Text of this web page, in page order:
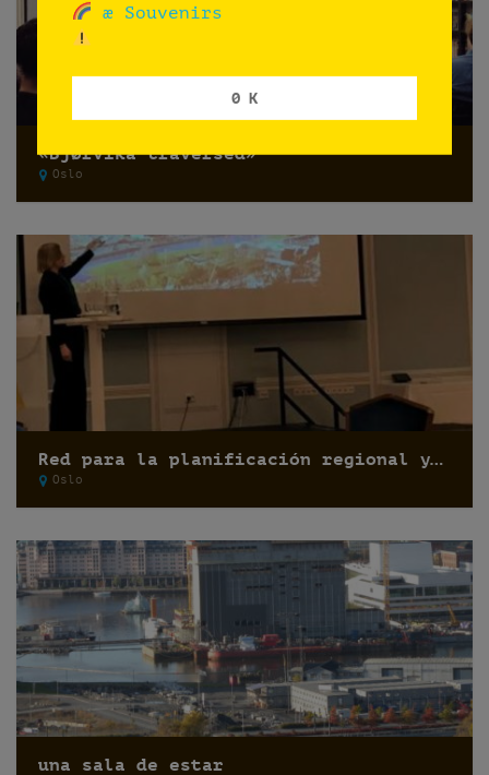
«Bjørvika traversed»
Oslo
Red para la planificación regional y comunal 2017
Oslo
una sala de estar
æ Souvenirs
0 K